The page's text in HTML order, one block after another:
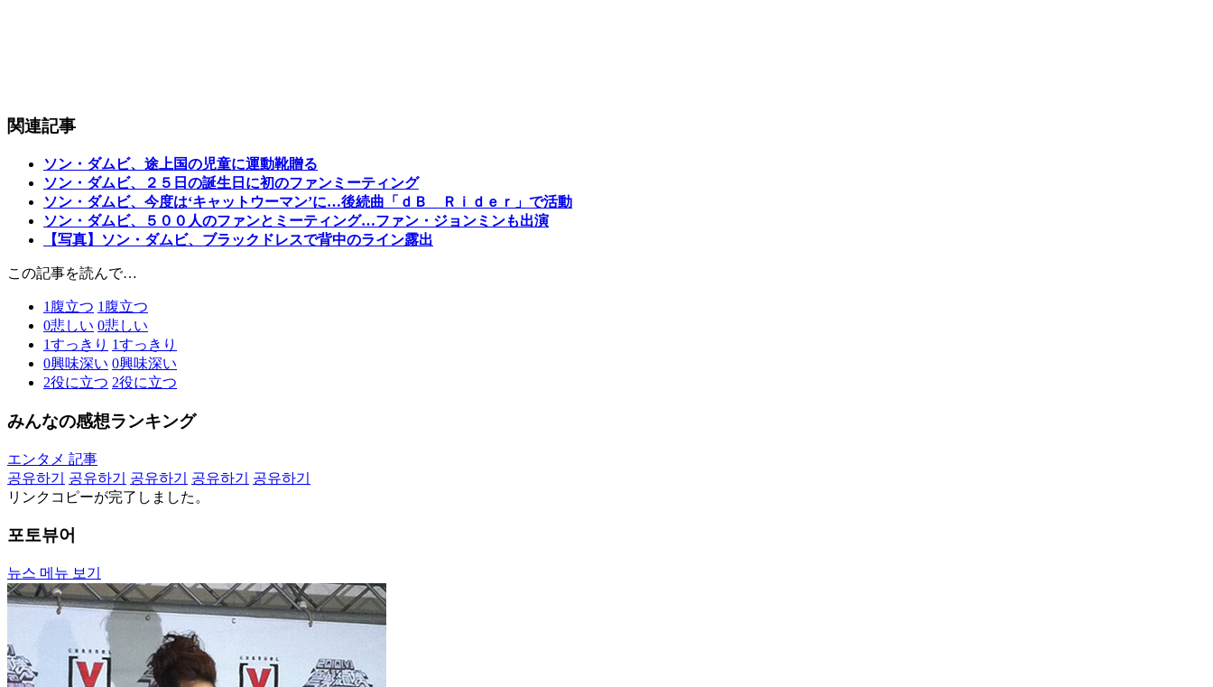
関連記事
ソン・ダムビ、途上国の児童に運動靴贈る
ソン・ダムビ、２５日の誕生日に初のファンミーティング
ソン・ダムビ、今度は‘キャットウーマン’に…後続曲「ｄＢ Ｒｉｄｅｒ」で活動
ソン・ダムビ、５００人のファンとミーティング…ファン・ジョンミンも出演
【写真】ソン・ダムビ、ブラックドレスで背中のライン露出
この記事を読んで…
1 腹立つ 1 腹立つ
0悲しい 0悲しい
1すっきり 1すっきり
0興味深い 0興味深い
2役に立つ 2役に立つ
みんなの感想ランキング
エンタメ 記事
공유하기
공유하기 공유하기 공유하기
공유하기
リンクコピーが完了しました。
포토뷰어
뉴스 메뉴 보기